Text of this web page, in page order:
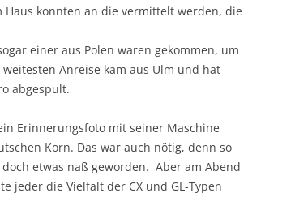
konnten an die vermittelt werden, die
einer aus Polen waren gekommen, um
Anreise kam aus Ulm und hat
abgespult.
Erinnerungsfoto mit seiner Maschine
Korn. Das war auch nötig, denn so
etwas naß geworden. Aber am Abend
jeder die Vielfalt der CX und GL-Typen